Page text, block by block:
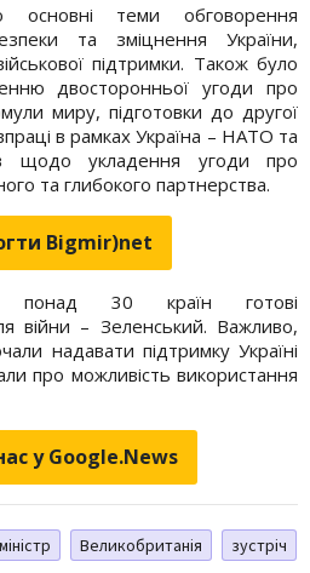
теми обговорення
та зміцнення України,
підтримки. Також було
двосторонньої угоди про
миру, підготовки до другої
в рамках Україна – НАТО та
щодо укладення угоди про
та глибокого партнерства.
Bigmir)net
30 країн готові
війни – Зеленський. Важливо,
надавати підтримку Україні
про можливість використання
у Google.News
Великобританія
зустріч